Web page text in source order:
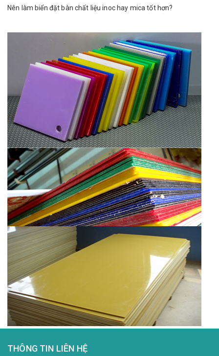
Nên làm biển đặt bàn chất liệu inoc hay mica tốt hơn?
THÔNG TIN LIÊN HỆ